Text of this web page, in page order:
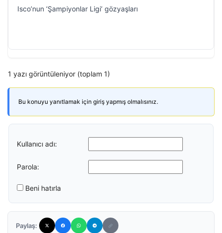
Isco’nun ‘Şampiyonlar Ligi’ gözyaşları
1 yazı görüntüleniyor (toplam 1)
Bu konuyu yanıtlamak için giriş yapmış olmalısınız.
Kullanıcı adı:
Parola:
Beni hatırla
Paylaş: